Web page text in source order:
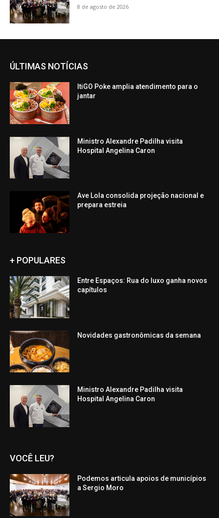
8 de agosto de 2026
ÚLTIMAS NOTÍCIAS
ItiGO Poke amplia atendimento para o
jantar
Ministro Alexandre Padilha visita
Hospital Angelina Caron
Ave Lola consolida projeção nacional e
prepara estreia
+ POPULARES
Entre Espaços: Rua do luxo ganha novos
capítulos
Novidades gastronômicas da semana
Ministro Alexandre Padilha visita
Hospital Angelina Caron
VOCÊ LEU?
Podemos articula apoios de municípios
a Sergio Moro